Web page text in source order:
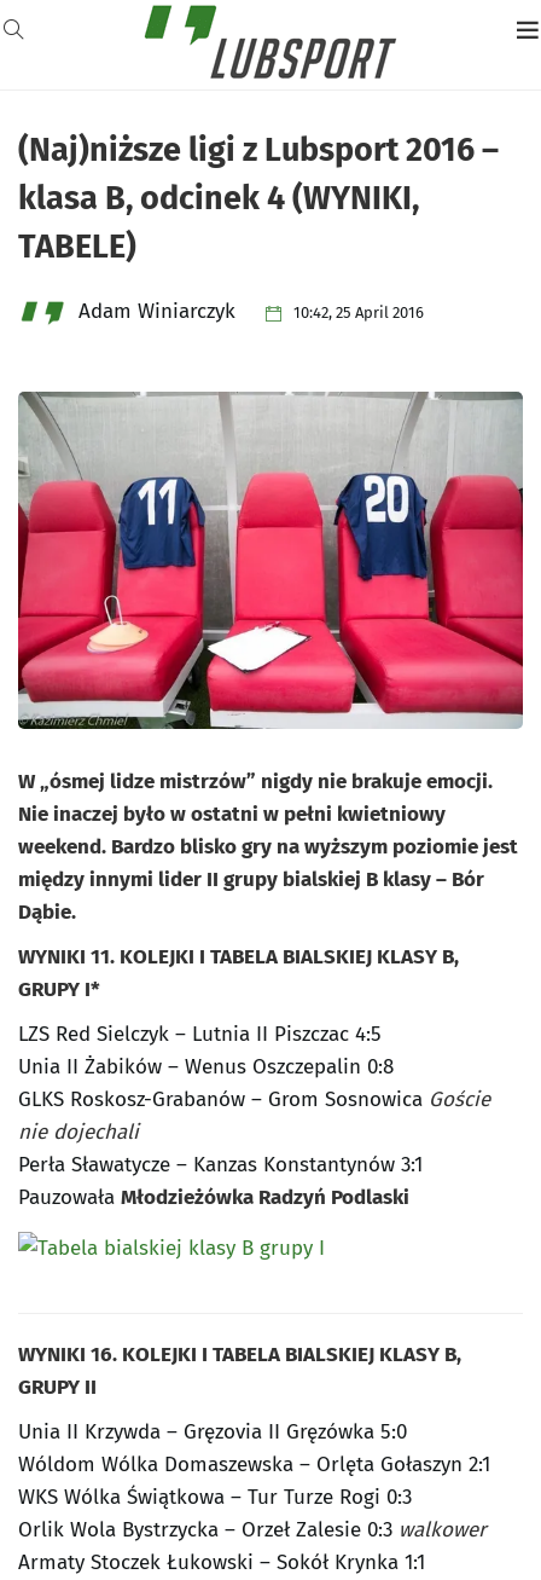
(Naj)niższe ligi z Lubsport 2016 –
klasa B, odcinek 4 (WYNIKI,
TABELE)
Adam Winiarczyk 10:42, 25 April 2016
W „ósmej lidze mistrzów” nigdy nie brakuje emocji.
Nie inaczej było w ostatni w pełni kwietniowy
weekend. Bardzo blisko gry na wyższym poziomie jest
między innymi lider II grupy bialskiej B klasy – Bór
Dąbie.
WYNIKI 11. KOLEJKI I TABELA BIALSKIEJ KLASY B,
GRUPY I*
LZS Red Sielczyk – Lutnia II Piszczac 4:5
Unia II Żabików – Wenus Oszczepalin 0:8
GLKS Roskosz-Grabanów – Grom Sosnowica Goście
nie dojechali
Perła Sławatycze – Kanzas Konstantynów 3:1
Pauzowała Młodzieżówka Radzyń Podlaski
WYNIKI 16. KOLEJKI I TABELA BIALSKIEJ KLASY B,
GRUPY II
Unia II Krzywda – Gręzovia II Gręzówka 5:0
Wóldom Wólka Domaszewska – Orlęta Gołaszyn 2:1
WKS Wólka Świątkowa – Tur Turze Rogi 0:3
Orlik Wola Bystrzycka – Orzeł Zalesie 0:3 walkower
Armaty Stoczek Łukowski – Sokół Krynka 1:1